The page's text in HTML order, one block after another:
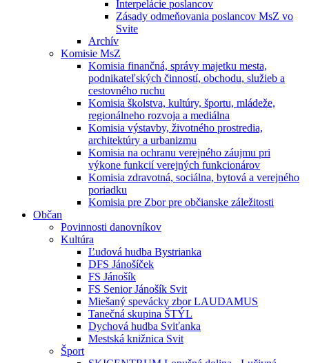
Interpelácie poslancov
Zásady odmeňovania poslancov MsZ vo
Svite
Archív
Komisie MsZ
Komisia finančná, správy majetku mesta,
podnikateľských činností, obchodu, služieb a
cestovného ruchu
Komisia školstva, kultúry, športu, mládeže,
regionálneho rozvoja a mediálna
Komisia výstavby, životného prostredia,
architektúry a urbanizmu
Komisia na ochranu verejného záujmu pri
výkone funkcií verejných funkcionárov
Komisia zdravotná, sociálna, bytová a verejného
poriadku
Komisia pre Zbor pre občianske záležitosti
Občan
Povinnosti danovníkov
Kultúra
Ľudová hudba Bystrianka
DFS Jánošíček
FS Jánošík
FS Senior Jánošík Svit
Miešaný spevácky zbor LAUDAMUS
Tanečná skupina ŠTÝL
Dychová hudba Sviťanka
Mestská knižnica Svit
Šport